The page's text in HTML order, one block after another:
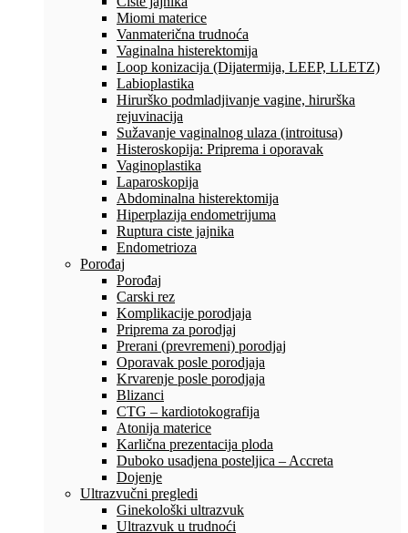
Miomi materice
Vanmaterična trudnoća
Vaginalna histerektomija
Loop konizacija (Dijatermija, LEEP, LLETZ)
Labioplastika
Hirurško podmladjivanje vagine, hirurška
rejuvinacija
Sužavanje vaginalnog ulaza (introitusa)
Histeroskopija: Priprema i oporavak
Vaginoplastika
Laparoskopija
Abdominalna histerektomija
Hiperplazija endometrijuma
Ruptura ciste jajnika
Endometrioza
Porođaj
Porođaj
Carski rez
Komplikacije porodjaja
Priprema za porodjaj
Prerani (prevremeni) porodjaj
Oporavak posle porodjaja
Krvarenje posle porodjaja
Blizanci
CTG – kardiotokografija
Atonija materice
Karlična prezentacija ploda
Duboko usadjena posteljica – Accreta
Dojenje
Ultrazvučni pregledi
Ginekološki ultrazvuk
Ultrazvuk u trudnoći